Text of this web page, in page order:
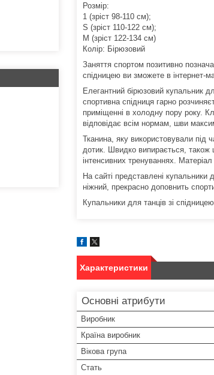
Розмір:
1 (зріст 98-110 см);
S (зріст 110-122 см);
М (зріст 122-134 см)
Колір: Бірюзовий
Заняття спортом позитивно
спідницею ви зможете в інтернет-
Елегантний бірюзовий купальник
спортивна спідниця гарно
приміщенні в холодну пору року.
відповідає всім нормам, шви
Тканина, яку використовували під
дотик. Швидко випирається, також
інтенсивних тренуваннях.
На сайті представлені купальники
ніжний, прекрасно доповнить
Купальники для танців зі
Характеристики
Основні атрибути
Виробник
Країна виробник
Вікова група
Стать